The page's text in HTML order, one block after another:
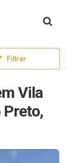
Filtrar
Vila
Preto,